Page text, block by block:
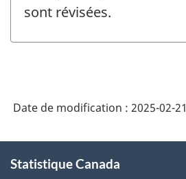
sont révisées.
Date de modification : 2025-02-21
propos
Statistique Canada